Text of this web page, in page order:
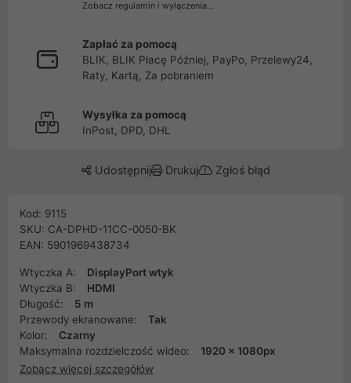
Zobacz regulamin i wyłączenia...
Zapłać za pomocą
BLIK, BLIK Płacę Później, PayPo, Przelewy24,
Raty, Kartą, Za pobraniem
Wysyłka za pomocą
InPost, DPD, DHL
Udostępnij Drukuj Zgłoś błąd
Kod: 9115
SKU: CA-DPHD-11CC-0050-BK
EAN: 5901969438734
Wtyczka A:
DisplayPort wtyk
Wtyczka B:
HDMI
Długość:
5 m
Przewody ekranowane:
Tak
Kolor:
Czarny
Maksymalna rozdzielczość wideo:
1920 x 1080px
Zobacz więcej szczegółów